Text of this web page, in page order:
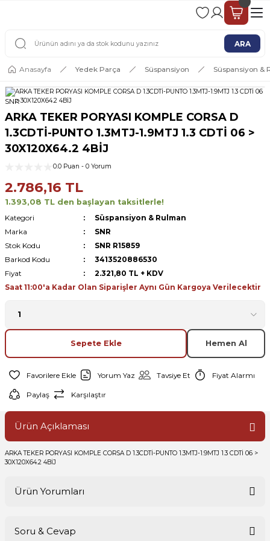
2 - 4 İŞ GÜNÜ İÇERİSİNDE KARGO
ARA
Anasayfa Yedek Parça Süspansiyon Süspansiyon &
SNR
ARKA TEKER PORYASI KOMPLE CORSA D
1.3CDTİ-PUNTO 1.3MTJ-1.9MTJ 1.3 CDTİ 06 >
30X120X64.2 4BİJ
0.0 Puan - 0 Yorum
2.786,16 TL
1.393,08 TL den başlayan taksitlerle!
Kategori
Süspansiyon & Rulman
Marka
SNR
Stok Kodu
SNR R15859
Barkod Kodu
3413520886530
Fiyat
2.321,80 TL + KDV
Saat 11:00'a Kadar Olan Siparişler Aynı Gün Kargoya Verilecektir
Sepete Ekle Hemen Al
Yorum Yaz Tavsiye Et Fiyat Alarmı
Paylaş Karşılaştır
Ürün Açıklaması
ARKA TEKER PORYASI KOMPLE CORSA D 1.3CDTİ-PUNTO 1.3MTJ-1.9MTJ 1.3 CDTİ 06 >
30X120X64.2 4BİJ
Ürün Yorumları
Soru & Cevap